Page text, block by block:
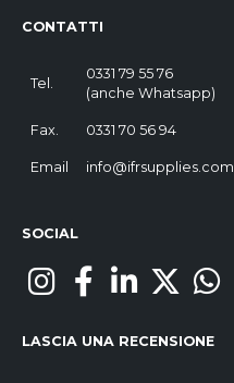
CONTATTI
Tel.
0331 79 55 76
(anche Whatsapp)
Fax. 0331 70 56 94
Email info@ifrsupplies.com
SOCIAL
LASCIA UNA RECENSIONE